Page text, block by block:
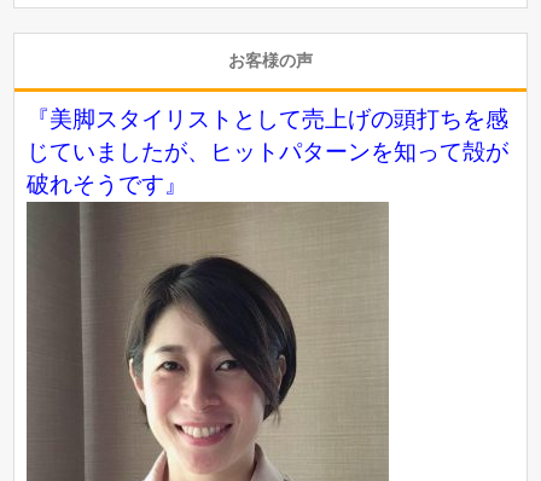
お客様の声
『美脚スタイリストとして売上げの頭打ちを感
じていましたが、ヒットパターンを知って殻が
破れそうです』